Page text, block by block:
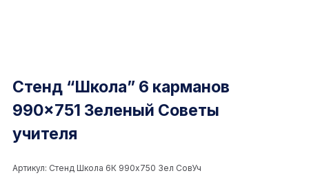
Стенд “Школа” 6 карманов
990×751 Зеленый Советы
учителя
Артикул: Стенд Школа 6К 990x750 Зел СовУч